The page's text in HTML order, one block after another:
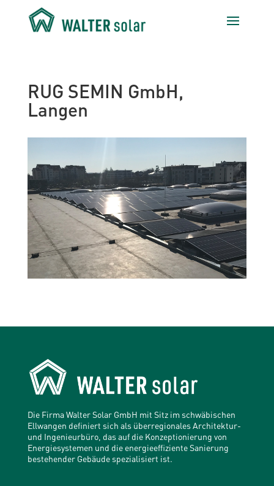
RUG SEMIN GmbH,
Langen
Die Firma Walter Solar GmbH mit Sitz im schwäbischen
Ellwangen definiert sich als überregionales Architektur-
und Ingenieurbüro, das auf die Konzeptionierung von
Energiesystemen und die energieeffiziente Sanierung
bestehender Gebäude spezialisiert ist.